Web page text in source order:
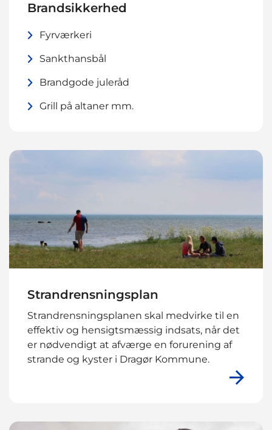
Brandsikkerhed
Fyrværkeri
Sankthansbål
Brandgode juleråd
Grill på altaner mm.
Strandrensningsplan
Strandrensningsplanen skal medvirke til en
effektiv og hensigtsmæssig indsats, når det
er nødvendigt at afværge en forurening af
strande og kyster i Dragør Kommune.